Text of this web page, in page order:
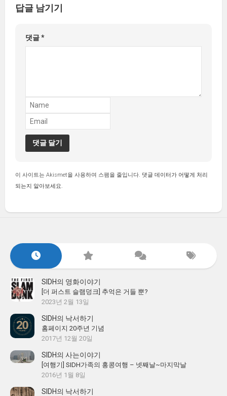
답글 남기기
댓글*
이 사이트는 Akismet을 사용하여 스팸을 줄입니다. 댓글 데이터가 어떻게 처리
되는지 알아보세요.
SIDH의 영화이야기
[더 퍼스트 슬램덩크] 추억은 거들 뿐?
2023년 2월 13일
SIDH의 낙서하기
홈페이지 20주년 기념
2017년 12월 20일
SIDH의 사는이야기
[여행기] SIDH가족의 홍콩여행 – 넷째날~마지막날
2016년 1월 8일
SIDH의 낙서하기